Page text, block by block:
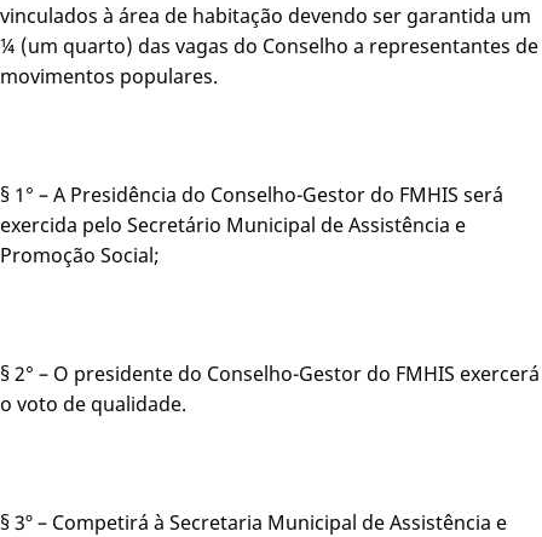
vinculados à área de habitação devendo ser garantida um
¼ (um quarto) das vagas do Conselho a representantes de
movimentos populares.
§ 1° – A Presidência do Conselho-Gestor do FMHIS será
exercida pelo Secretário Municipal de Assistência e
Promoção Social;
§ 2° – O presidente do Conselho-Gestor do FMHIS exercerá
o voto de qualidade.
§ 3º – Competirá à Secretaria Municipal de Assistência e